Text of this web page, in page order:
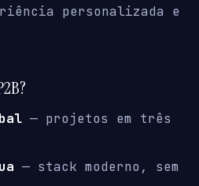
personalizada e
— projetos em três
— stack moderno, sem